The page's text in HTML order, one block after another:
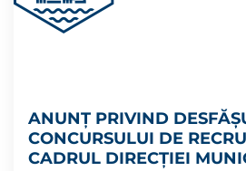
ANUNȚ PRIVIND
CONCURSULUI DE
CADRUL DIRECȚIEI